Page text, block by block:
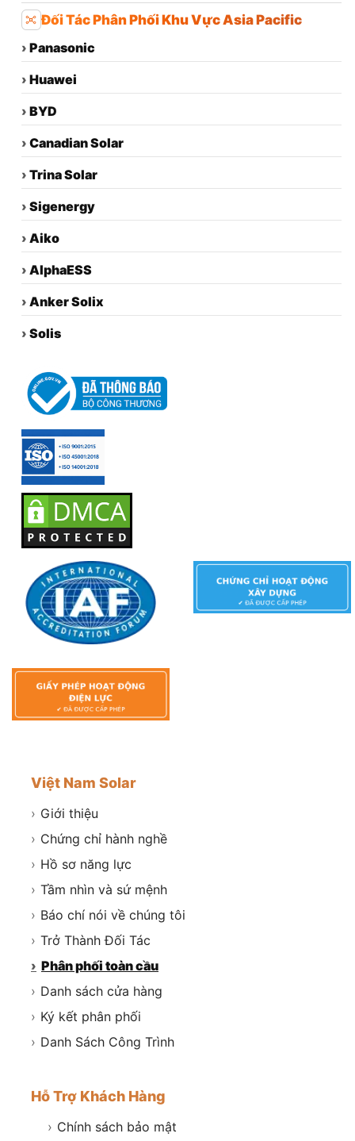
Đối Tác Phân Phối Khu Vực Asia Pacific
› Panasonic
› Huawei
› BYD
› Canadian Solar
› Trina Solar
› Sigenergy
› Aiko
› AlphaESS
› Anker Solix
› Solis
Việt Nam Solar
› Giới thiệu
› Chứng chỉ hành nghề
› Hồ sơ năng lực
› Tầm nhìn và sứ mệnh
› Báo chí nói về chúng tôi
› Trở Thành Đối Tác
› Phân phối toàn cầu
› Danh sách cửa hàng
› Ký kết phân phối
› Danh Sách Công Trình
Hỗ Trợ Khách Hàng
› Chính sách bảo mật